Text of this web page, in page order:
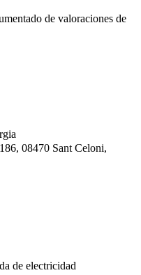
de valoraciones de
08470 Sant Celoni,
de electricidad